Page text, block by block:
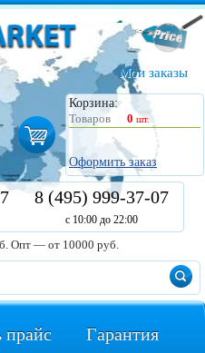
Мои заказы
Корзина:
Товаров
0 шт.
Оформить заказ
8 (495) 999-37-07
с 10:00 до 22:00
Опт — от 10000 руб.
прайс Гарантия